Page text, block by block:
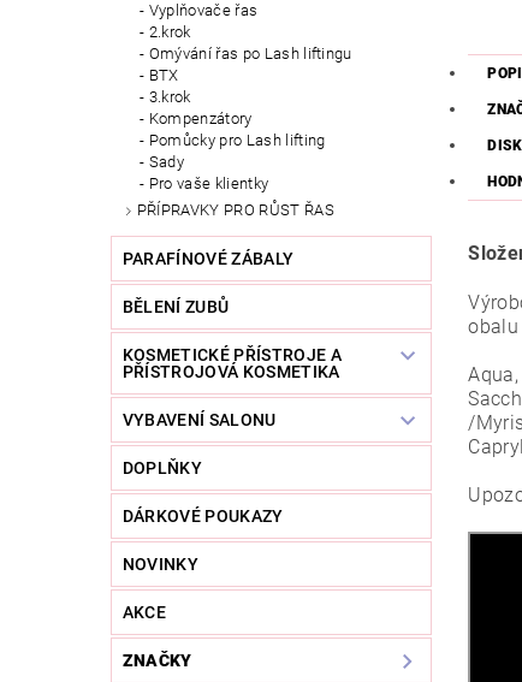
Vyplňovače řas
2.krok
Omývání řas po Lash liftingu
BTX
3.krok
Kompenzátory
Pomůcky pro Lash lifting
Sady
Pro vaše klientky
PŘÍPRAVKY PRO RŮST ŘAS
PARAFÍNOVÉ ZÁBALY
BĚLENÍ ZUBŮ
KOSMETICKÉ PŘÍSTROJE A
PŘÍSTROJOVÁ KOSMETIKA
VYBAVENÍ SALONU
DOPLŇKY
DÁRKOVÉ POUKAZY
NOVINKY
AKCE
ZNAČKY
obalu
Аqua,
/